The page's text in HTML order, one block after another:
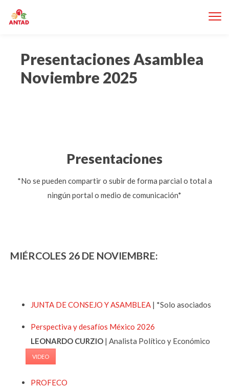
Presentaciones Asamblea
Noviembre 2025
Presentaciones
*No se pueden compartir o subir de forma parcial o total a
ningún portal o medio de comunicación*
MIÉRCOLES 26 DE NOVIEMBRE:
JUNTA DE CONSEJO Y ASAMBLEA | *Solo asociados
Perspectiva y desafíos México 2026
LEONARDO CURZIO | Analista Político y Económico
VIDEO
PROFECO